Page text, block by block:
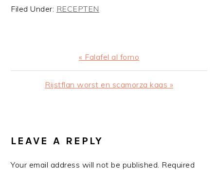
Filed Under: RECEPTEN
Previous
Post:
« Falafel al forno
Next
Rijstflan worst en scamorza kaas »
INTERACTIONS
LEAVE A REPLY
Your email address will not be published. Required